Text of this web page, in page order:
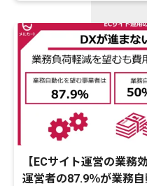
【ECサイト運営の業務
運営者の87.9％が業務